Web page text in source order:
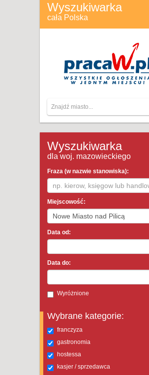
Wyszukiwarka
cała Polska
Znajdź miasto...
Wyszukiwarka
dla woj. mazowieckiego
Fraza (w nazwie stanowiska):
Miejscowość:
Data od:
Data do:
Wyróżnione
Wybrane kategorie:
franczyza
gastronomia
hostessa
kasjer / sprzedawca